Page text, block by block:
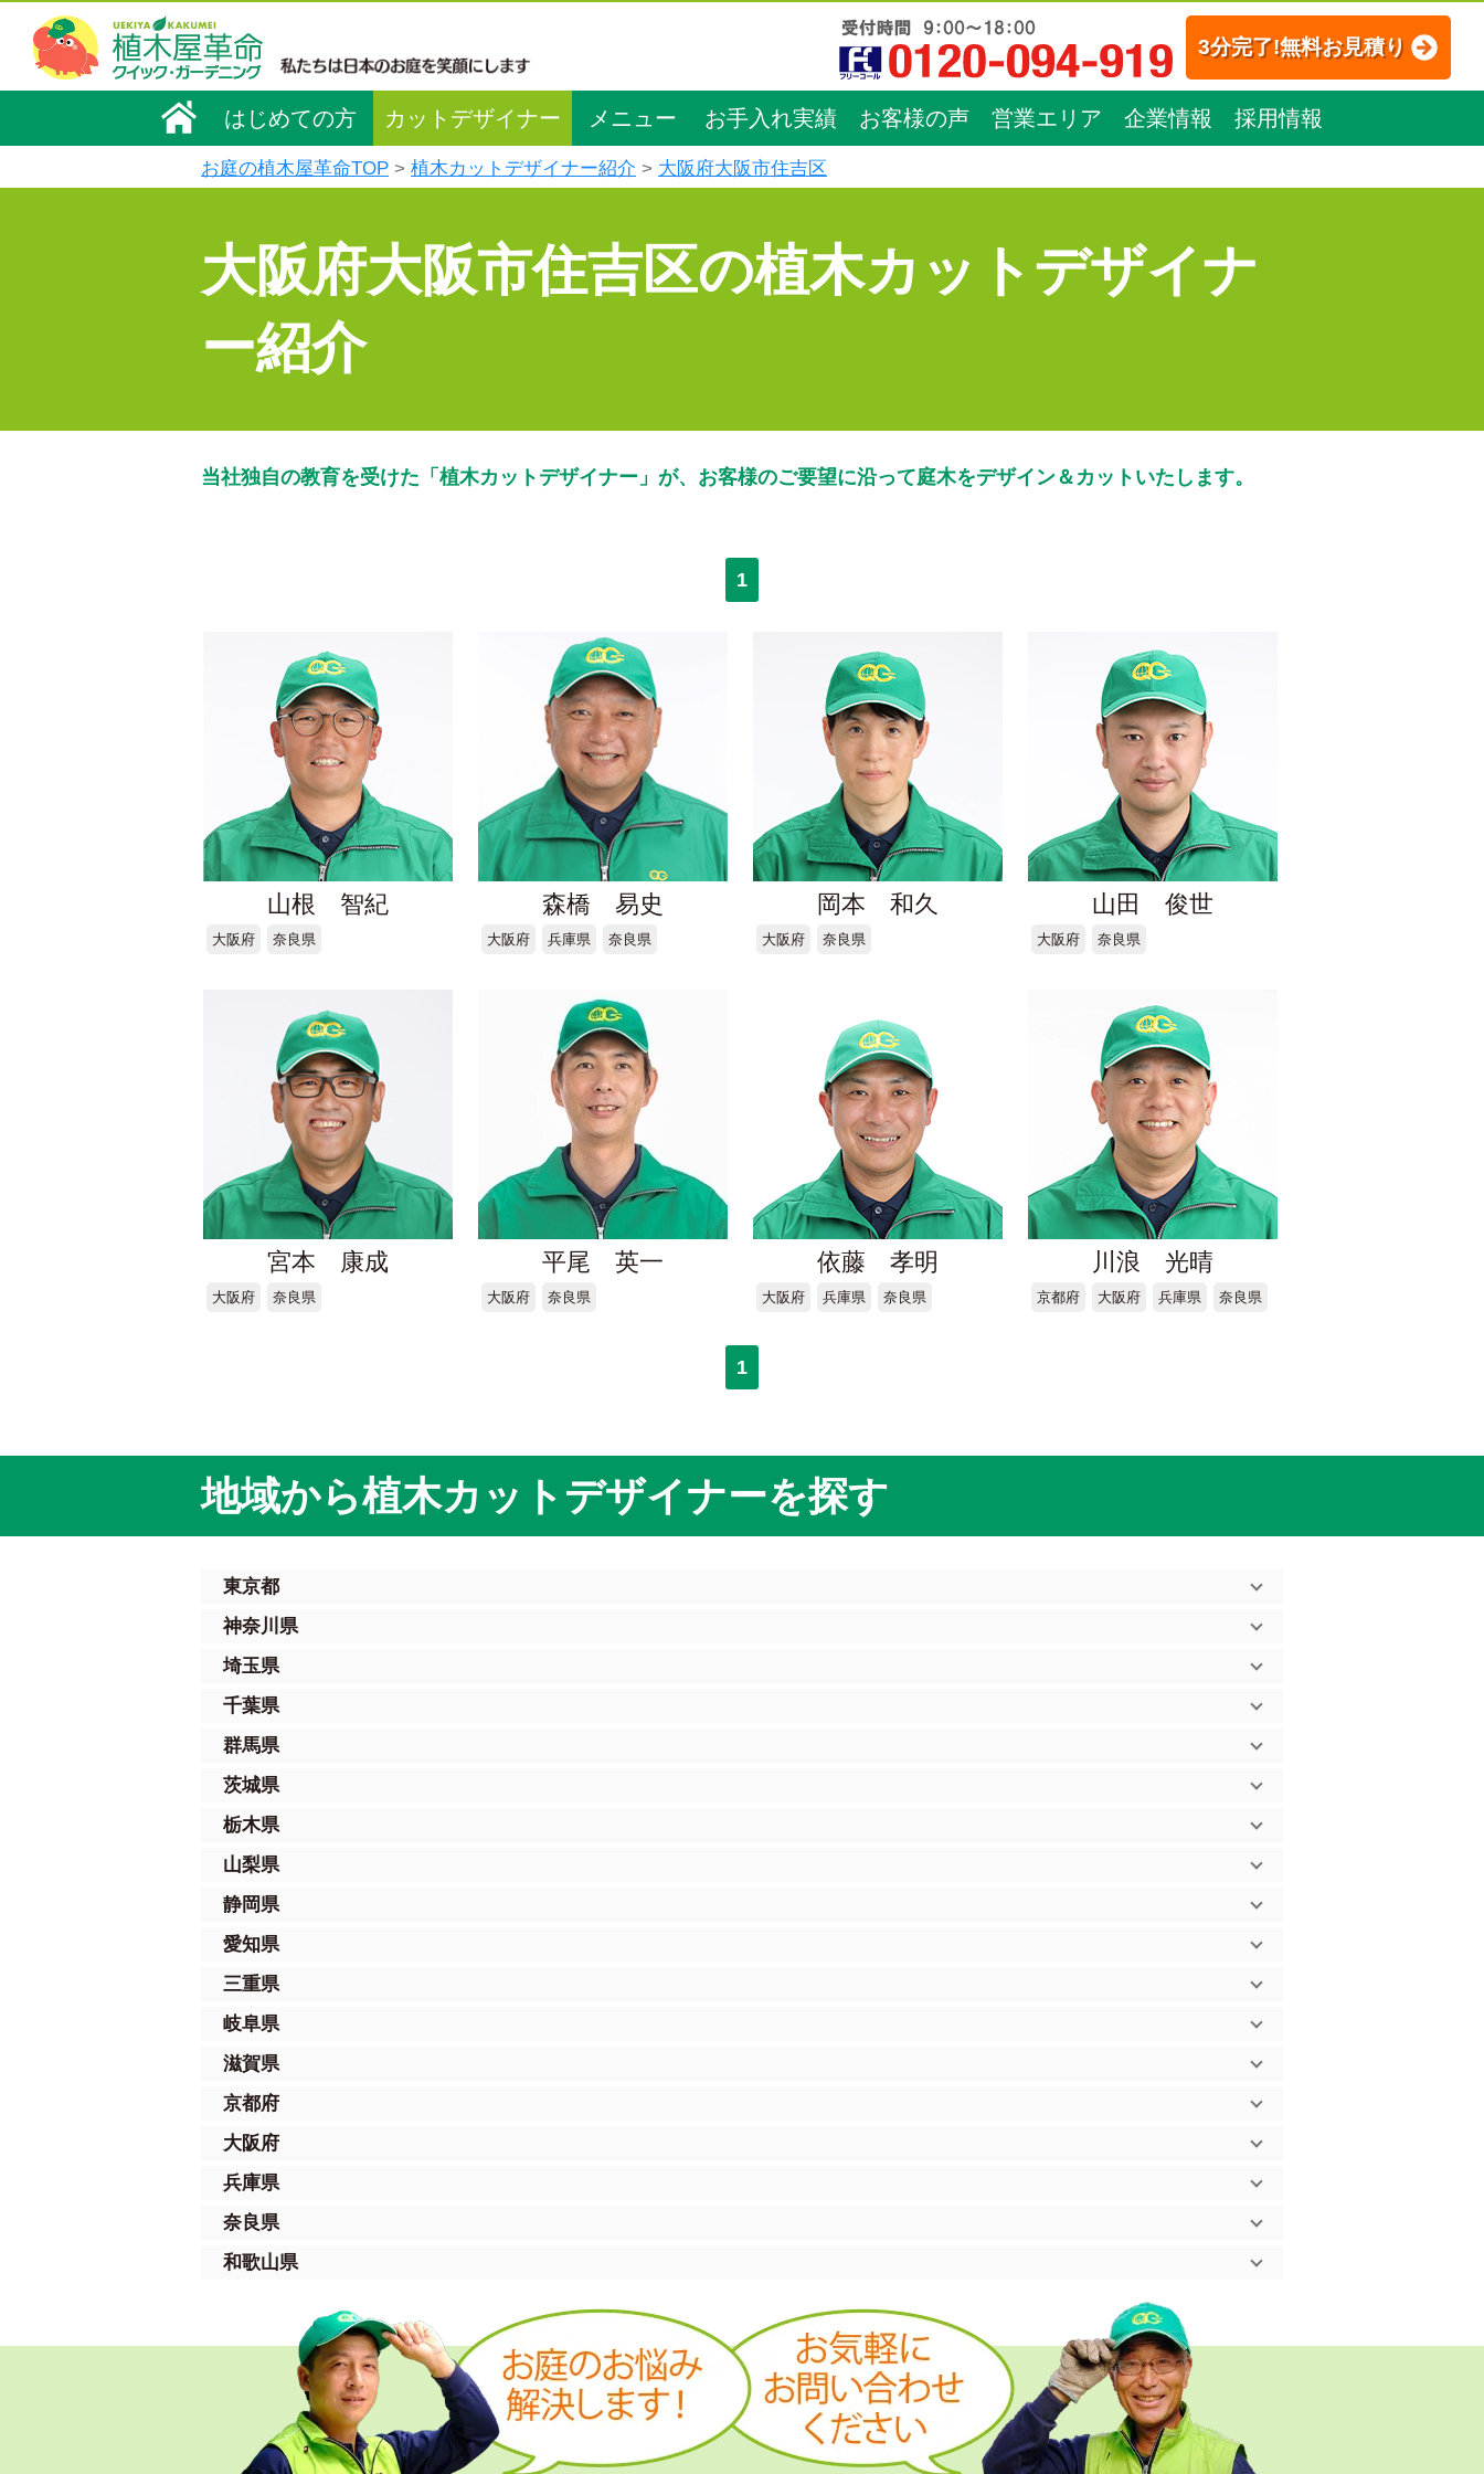
3分完了!無料お見積り
はじめての方 カットデザイナー メニュー お手入れ実績 お客様の声 営業エリア 企業情報 採用情報
お庭の植木屋革命TOP 植木カットデザイナー紹介 大阪府大阪市住吉区
大阪府大阪市住吉区の植木カットデザイナ
ー紹介
当社独自の教育を受けた「植木カットデザイナー」が、お客様のご要望に沿って庭木をデザイン＆カットいたします。
1
山根 智紀
大阪府 奈良県
森橋 易史
大阪府 兵庫県 奈良県
岡本 和久
大阪府 奈良県
山田 俊世
大阪府 奈良県
宮本 康成
大阪府 奈良県
平尾 英一
大阪府 奈良県
依藤 孝明
大阪府 兵庫県 奈良県
川浪 光晴
京都府 大阪府 兵庫県 奈良県
1
地域から植木カットデザイナーを探す
東京都
神奈川県
埼玉県
千葉県
群馬県
茨城県
栃木県
山梨県
静岡県
愛知県
三重県
岐阜県
滋賀県
京都府
大阪府
兵庫県
奈良県
和歌山県